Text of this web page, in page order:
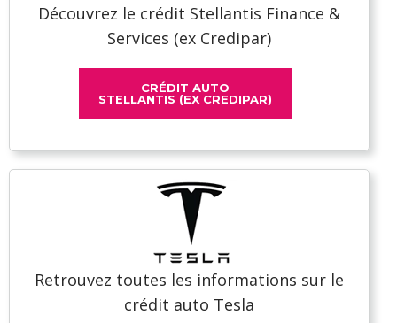
Découvrez le crédit Stellantis Finance &
Services (ex Credipar)
CRÉDIT AUTO
STELLANTIS (EX CREDIPAR)
Retrouvez toutes les informations sur le
crédit auto Tesla